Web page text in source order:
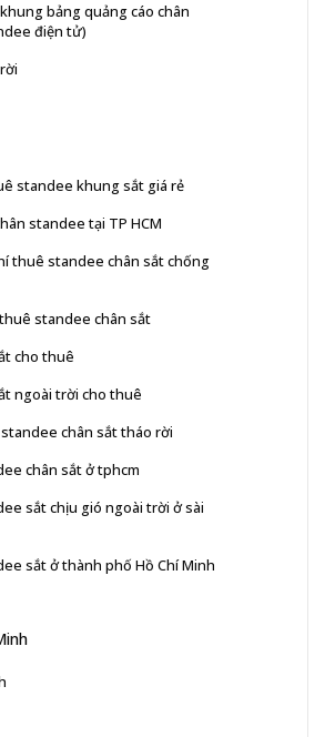
bảng quảng cáo chân
điện tử)
standee khung sắt giá rẻ
standee tại TP HCM
thuê standee chân sắt chống
standee chân sắt
cho thuê
ngoài trời cho thuê
chân sắt tháo rời
chân sắt ở tphcm
sắt chịu gió ngoài trời ở sài
sắt ở thành phố Hồ Chí Minh